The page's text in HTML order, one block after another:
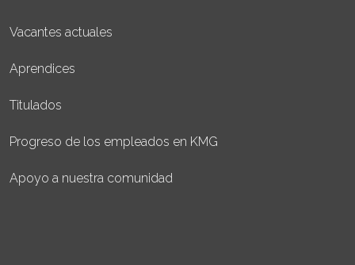
Vacantes actuales
Aprendices
Titulados
Progreso de los empleados en KMG
Apoyo a nuestra comunidad